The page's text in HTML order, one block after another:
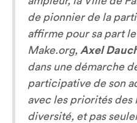
de pionnier de la
affirme pour sa part
Make.org, Axel
dans une démarche
participative de son
avec les priorités des
diversité, et pas